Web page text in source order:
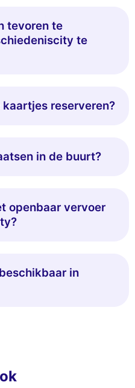
tevoren te
te
kaartjes reserveren?
in de buurt?
openbaar vervoer
in